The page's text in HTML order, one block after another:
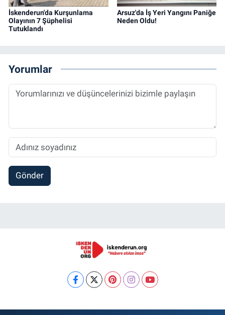
İskenderun'da Kurşunlama
Olayının 7 Şüphelisi
Tutuklandı
Arsuz'da İş Yeri Yangını Paniğe
Neden Oldu!
Yorumlar
Gönder